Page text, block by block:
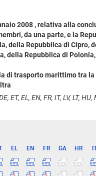
2008 , relativa alla
da una parte, e la
della Repubblica di
della Repubblica di
di trasporto marittimo tra
EL, EN, FR, IT, LV, LT, HU,
EL EN FR GA HR